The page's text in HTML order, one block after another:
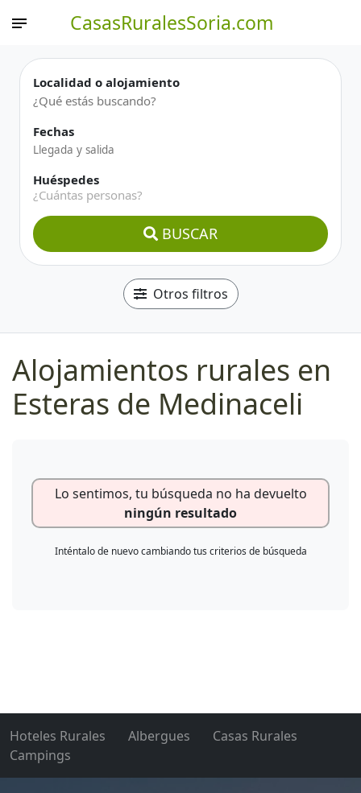
CasasRuralesSoria.com
Localidad o alojamiento
Fechas
Huéspedes
¿Cuántas personas?
BUSCAR
Otros filtros
Alojamientos rurales en
Esteras de Medinaceli
Lo sentimos, tu búsqueda no ha devuelto
ningún resultado
Inténtalo de nuevo cambiando tus criterios de búsqueda
Hoteles Rurales Albergues
Casas Rurales
Campings